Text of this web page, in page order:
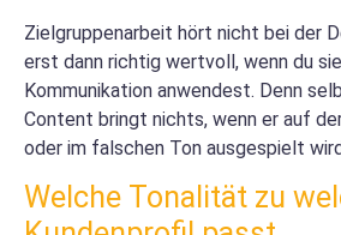
Zielgruppenarbeit hört nicht bei der
erst dann richtig wertvoll, wenn du
Kommunikation anwendest. Denn
Content bringt nichts, wenn er auf
oder im falschen Ton ausgespielt
Welche Tonalität zu